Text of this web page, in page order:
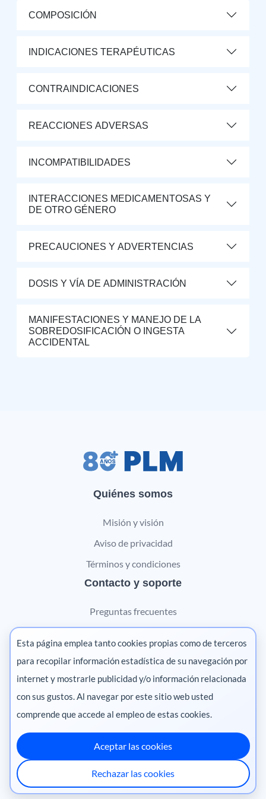
COMPOSICIÓN
INDICACIONES TERAPÉUTICAS
CONTRAINDICACIONES
REACCIONES ADVERSAS
INCOMPATIBILIDADES
INTERACCIONES MEDICAMENTOSAS Y
DE OTRO GÉNERO
PRECAUCIONES Y ADVERTENCIAS
DOSIS Y VÍA DE ADMINISTRACIÓN
MANIFESTACIONES Y MANEJO DE LA
SOBREDOSIFICACIÓN O INGESTA
ACCIDENTAL
Quiénes somos
Misión y visión
Aviso de privacidad
Términos y condiciones
Contacto y soporte
Preguntas frecuentes
Contáctanos
Marketing digital
Pharma
México
·
Ecuador·Perú·
Centroamérica
Chile
Esta página emplea tanto cookies propias como de terceros
para recopilar información estadística de su navegación por
internet y mostrarle publicidad y/o información relacionada
con sus gustos. Al navegar por este sitio web usted
comprende que accede al empleo de estas cookies.
Aceptar las cookies
Rechazar las cookies